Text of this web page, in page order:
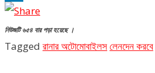
LinkedIn
নিউজটি ৬৫৪ বার পড়া হয়েছে ।
Tagged রানার অটোমোবাইলসলেনদেন করবে